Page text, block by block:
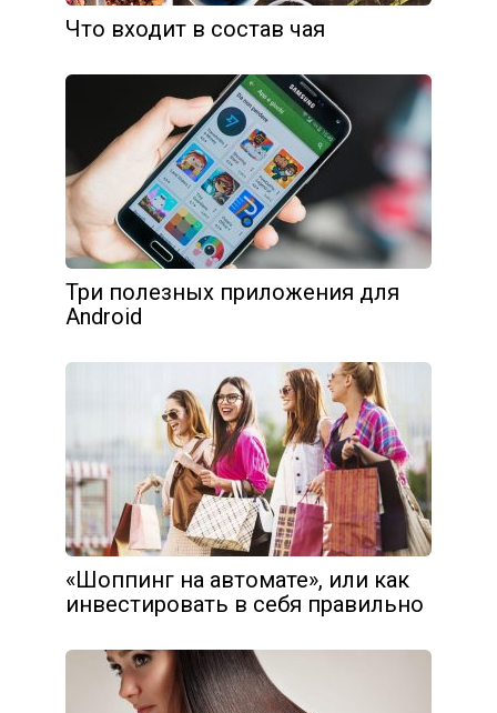
Что входит в состав чая
Три полезных приложения для
Android
«Шоппинг на автомате», или как
инвестировать в себя правильно